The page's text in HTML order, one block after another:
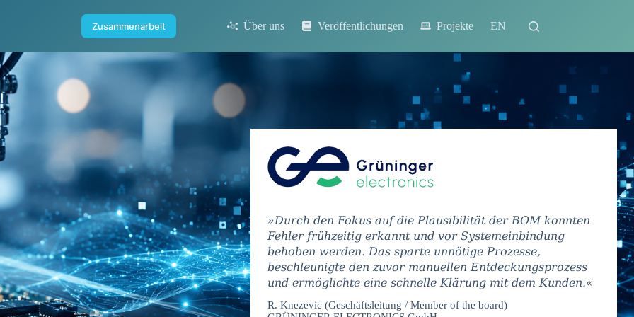
Zusammenarbeit Über uns Veröffentlichungen Projekte EN
»Durch den Fokus auf die Plausibilität der BOM konnten
Fehler frühzeitig erkannt und vor Systemeinbindung
behoben werden. Das sparte unnötige Prozesse,
beschleunigte den zuvor manuellen Entdeckungsprozess
und ermöglichte eine schnelle Klärung mit dem Kunden.«
R. Knezevic (Geschäftsleitung / Member of the board)